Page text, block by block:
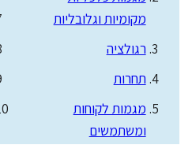
מקומיות וגלובליות
רגולציה
תחרות
מגמות לקוחות
ומשתמשים